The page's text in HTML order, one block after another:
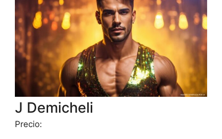
J Demicheli
Precio: